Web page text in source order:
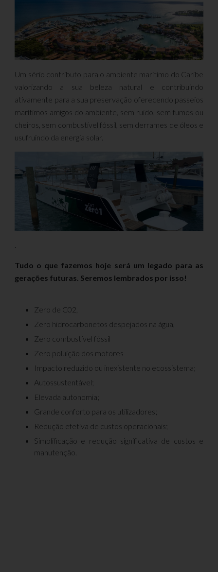
Um sério contributo para o ambiente marítimo do Caribe
valorizando a sua beleza natural e contribuindo
ativamente para a sua preservação oferecendo passeios
marítimos amigos do ambiente, sem ruido, sem fumos ou
cheiros, sem combustível fóssil, sem derrames de óleos e
usufruindo da energia solar.
Tudo o que fazemos hoje será um legado para as
gerações futuras. Seremos lembrados por isso!
Zero de C02,
Zero hidrocarbonetos despejados na água,
Zero combustível fóssil
Zero poluição dos motores
Impacto reduzido ou inexistente no ecossistema;
Autossustentável;
Elevada autonomia;
Grande conforto para os utilizadores;
Redução efetiva de custos operacionais;
Simplificação e redução significativa de custos e
manutenção.